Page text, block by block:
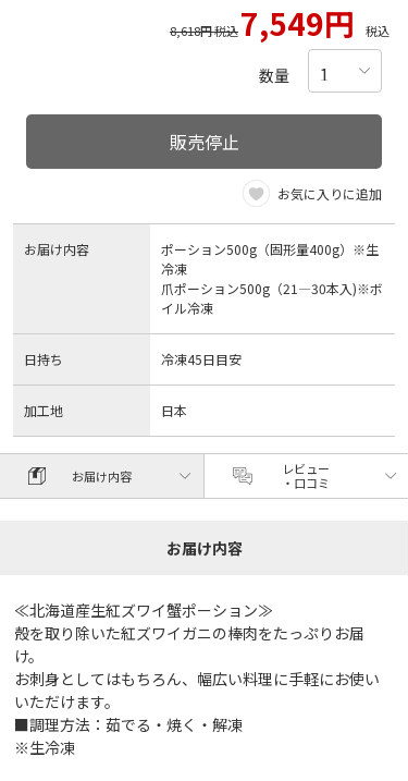
8,618円 税込7,549円 税込
数量
販売停止
お気に入りに追加
お届け内容
ポーション500g（固形量400g）※生
冷凍
爪ポーション500g（21―30本入)※ボ
イル冷凍
日持ち 冷凍45日目安
加工地 日本
お届け内容
レビュー
・口コミ
お届け内容
≪北海道産生紅ズワイ蟹ポーション≫
殻を取り除いた紅ズワイガニの棒肉をたっぷりお届
け。
お刺身としてはもちろん、幅広い料理に手軽にお使い
いただけます。
■調理方法：茹でる・焼く・解凍
※生冷凍